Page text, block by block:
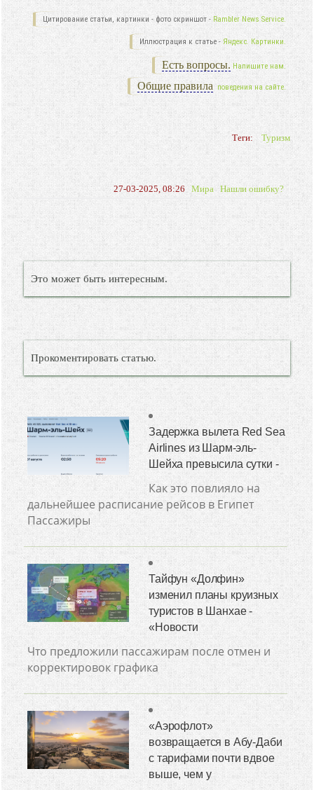
Цитирование статьи, картинки - фото скриншот - Rambler News Service.
Иллюстрация к статье - Яндекс. Картинки.
Есть вопросы. Напишите нам.
Общие правила поведения на сайте.
Теги: Туризм
27-03-2025, 08:26 Мира Нашли ошибку?
Это может быть интересным.
Прокоментировать статью.
Задержка вылета Red Sea
Airlines из Шарм-эль-
Шейха превысила сутки -
Как это повлияло на
дальнейшее расписание рейсов в Египет
Пассажиры
Тайфун «Долфин»
изменил планы круизных
туристов в Шанхае -
«Новости
Что предложили пассажирам после отмен и
корректировок графика
«Аэрофлот»
возвращается в Абу-Даби
с тарифами почти вдвое
выше, чем у